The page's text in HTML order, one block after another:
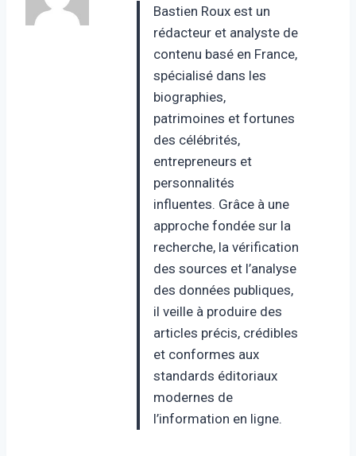
Bastien Roux est un
rédacteur et analyste de
contenu basé en France,
spécialisé dans les
biographies,
patrimoines et fortunes
des célébrités,
entrepreneurs et
personnalités
influentes. Grâce à une
approche fondée sur la
recherche, la vérification
des sources et l’analyse
des données publiques,
il veille à produire des
articles précis, crédibles
et conformes aux
standards éditoriaux
modernes de
l’information en ligne.